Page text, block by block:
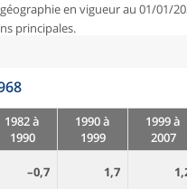
en vigueur au 01/01/
principales.
1982 à
1990
1990 à
1999
1999 à
2007
–0,7 1,7